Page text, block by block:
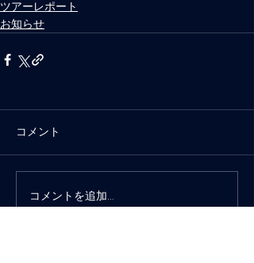
ツアーレポート
お知らせ
コメント
コメントを追加…